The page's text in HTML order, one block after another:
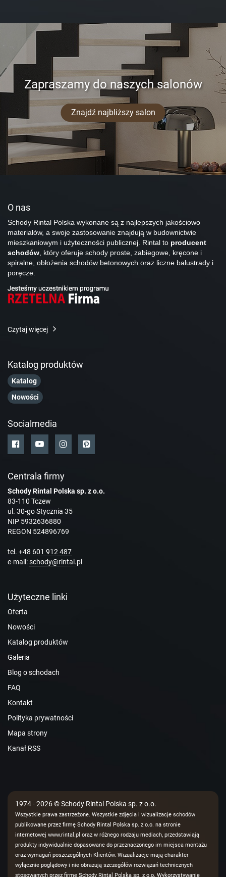
Zapraszamy do naszych salonów
Znajdź najbliższy salon
O nas
Schody Rintal Polska wykonane są z najlepszych jakościowo
materiałów, a swoje zastosowanie znajdują w budownictwie
mieszkaniowym i użyteczności publicznej. Rintal to producent
schodów, który oferuje schody proste, zabiegowe, kręcone i
spiralne, obłożenia schodów betonowych oraz liczne balustrady i
poręcze.
Czytaj więcej
Katalog produktów
Katalog
Nowości
Socialmedia
Centrala firmy
Schody Rintal Polska sp. z o.o.
83-110 Tczew
ul. 30-go Stycznia 35
NIP 5932636880
REGON 524896769
tel. +48 601 912 487
e-mail:schody@rintal.pl
Użyteczne linki
Oferta
Nowości
Katalog produktów
Galeria
Blog o schodach
FAQ
Kontakt
Polityka prywatności
Mapa strony
Kanał RSS
1974 - 2026 © Schody Rintal Polska sp. z o.o.
Wszystkie prawa zastrzeżone. Wszystkie zdjęcia i wizualizacje schodów
publikowane przez firmę Schody Rintal Polska sp. z o.o. na stronie
internetowej www.rintal.pl oraz w różnego rodzaju mediach, przedstawiają
produkty indywidualnie dopasowane do przeznaczonego im miejsca montażu
oraz wymagań poszczególnych Klientów. Wizualizacje mają charakter
wyłącznie poglądowy i nie obrazują szczegółów rozwiązań technicznych
stosowanych przez firmę Schody Rintal Polska sp. z o.o. Wykorzystywanie